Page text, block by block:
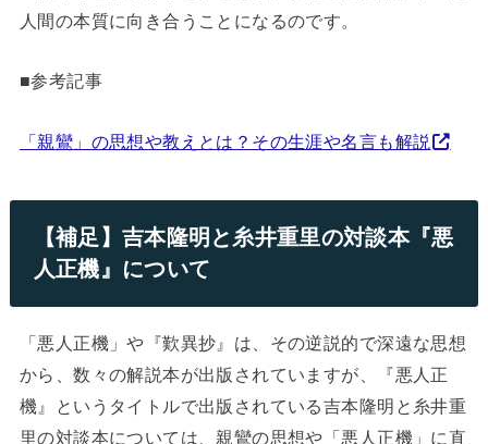
人間の本質に向き合うことになるのです。
■参考記事
「親鸞」の思想や教えとは？その生涯や名言も解説
【補足】吉本隆明と糸井重里の対談本『悪
人正機』について
「悪人正機」や『歎異抄』は、その逆説的で深遠な思想
から、数々の解説本が出版されていますが、『悪人正
機』というタイトルで出版されている吉本隆明と糸井重
里の対談本については、親鸞の思想や「悪人正機」に直